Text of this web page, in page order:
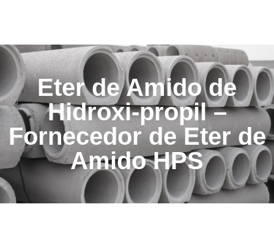
Eter de Amido de
Hidroxi-propil –
Fornecedor de Eter de
Amido HPS